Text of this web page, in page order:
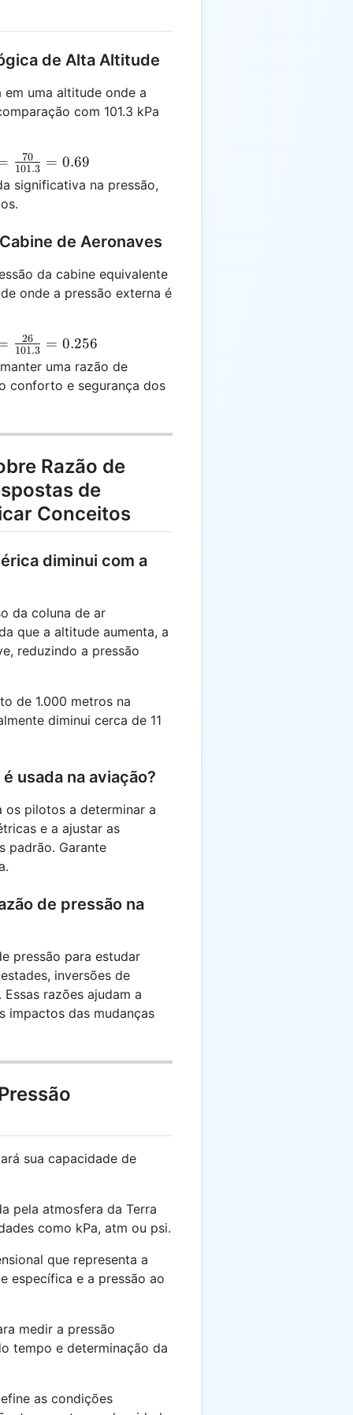
de Alta Altitude
uma altitude onde a
com 101.3 kPa
=101.3
70 = 0.69
significativa na pressão,
de Aeronaves
da cabine equivalente
onde a pressão externa é
=101.3
26 = 0.256
uma razão de
conforto e segurança dos
Razão de
de
Conceitos
diminui com a
da coluna de ar
que a altitude aumenta, a
reduzindo a pressão
de 1.000 metros na
diminui cerca de 11
usada na aviação?
os pilotos a determinar a
e a ajustar as
padrão. Garante
de pressão na
pressão para estudar
inversões de
razões ajudam a
impactos das mudanças
sua capacidade de
pela atmosfera da Terra
como kPa, atm ou psi.
que representa a
específica e a pressão ao
medir a pressão
tempo e determinação da
as condições